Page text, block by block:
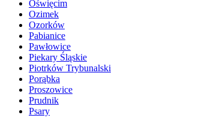
Oświęcim
Ozimek
Ozorków
Pabianice
Pawłowice
Piekary Śląskie
Piotrków Trybunalski
Porąbka
Proszowice
Prudnik
Psary